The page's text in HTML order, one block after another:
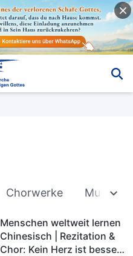
Chorwerke Musicals
Menschen weltweit lernen
Chinesisch | Rezitation &
Chor: Kein Herz ist besser